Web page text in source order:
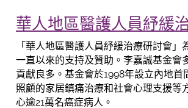
華人地區醫護人員紓緩
「華人地區醫護人員紓緩治療研討會
一直以來的支持及贊助。李嘉誠基金會
貢獻良多。基金會於1998年設立內地
照顧的家居鎮痛治療和社會心理支援等
心逾21萬名癌症病人。